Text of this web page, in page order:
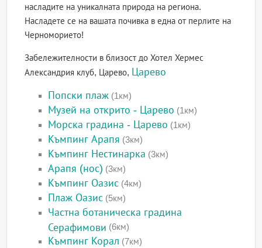
насладите на уникалната природа на региона.
Насладете се на вашата почивка в една от перлите на
Черноморието!
Забележителности в близост до Хотел Хермес
Александрия клуб, Царево, Царево
Попски плаж (1км)
Музей на открито - Царево (1км)
Морска градина - Царево (1км)
Къмпинг Арапя (3км)
Къмпинг Нестинарка (3км)
Арапя (нос) (3км)
Къмпинг Оазис (4км)
Плаж Оазис (5км)
Частна ботаническа градина
Серафимови (6км)
Къмпинг Корал (7км)